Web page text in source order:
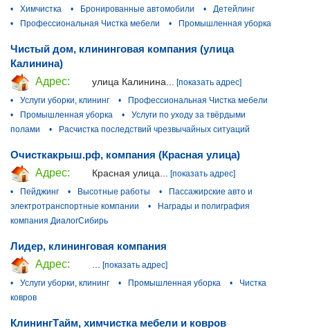
•
Химчистка • Бронированные автомобили •
Детейлинг
•
Профессиональная Чистка мебели • Промышленная уборка
Чистый дом, клининговая компания (улица
Калинина)
Адрес:
улица Калинина... [показать адрес]
•
Услуги уборки, клининг •
Профессиональная Чистка мебели
•
Промышленная уборка •
Услуги по уходу за твёрдыми
полами
• Расчистка последствий чрезвычайных ситуаций
Очисткакрыш.рф, компания (Красная улица)
Адрес:
Красная улица...
[показать адрес]
•
Пейджинг • Высотные работы •
Пассажирские авто и
электротранспортные компании
•
Награды и полиграфия
компания ДиалогСибирь
Лидер, клининговая компания
Адрес:
[показать адрес]
•
Услуги уборки, клининг • Промышленная уборка •
Чистка
ковров
КлинингТайм, химчистка мебели и ковров